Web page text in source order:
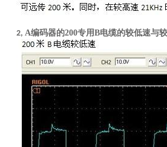
2, A编码器的200专用B电缆的较低速与